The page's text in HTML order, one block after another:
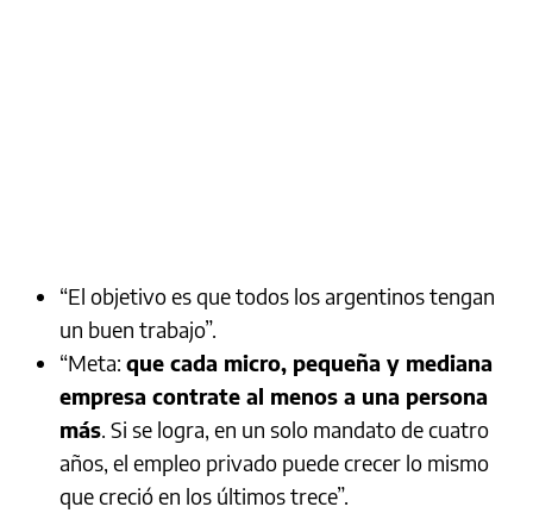
“El objetivo es que todos los argentinos tengan
un buen trabajo”.
“Meta: que cada micro, pequeña y mediana
empresa contrate al menos a una persona
más. Si se logra, en un solo mandato de cuatro
años, el empleo privado puede crecer lo mismo
que creció en los últimos trece”.